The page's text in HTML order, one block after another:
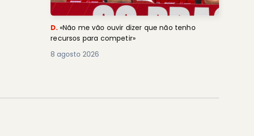
D. «Não me vão ouvir dizer que não tenho
recursos para competir»
8 agosto 2026